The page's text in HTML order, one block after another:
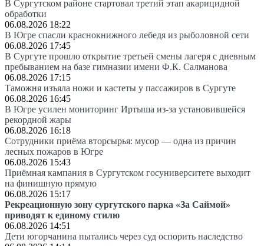
В Сургутском районе стартовал третий этап акарицидной
обработки
06.08.2026 18:22
В Югре спасли краснокнижного лебедя из рыболовной сети
06.08.2026 17:45
В Сургуте прошло открытие третьей смены лагеря с дневным
пребыванием на базе гимназии имени Ф.К. Салманова
06.08.2026 17:15
Таможня изъяла ножи и кастеты у пассажиров в Сургуте
06.08.2026 16:45
В Югре усилен мониторинг Иртыша из-за установившейся
рекордной жары
06.08.2026 16:18
Сотрудники приёма вторсырья: мусор — одна из причин
лесных пожаров в Югре
06.08.2026 15:43
Приёмная кампания в Сургутском госуниверситете выходит
на финишную прямую
06.08.2026 15:17
Рекреационную зону сургутского парка «За Саймой»
приводят к единому стилю
06.08.2026 14:51
Дети югорчанина пытались через суд оспорить наследство